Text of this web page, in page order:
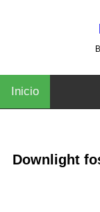
Inicio
Downlight